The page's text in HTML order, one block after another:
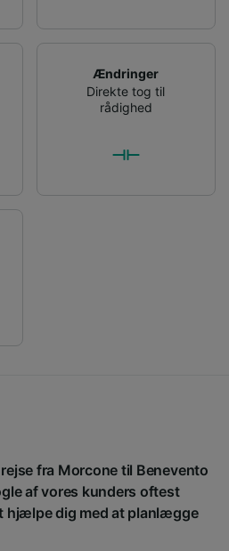
Ændringer
Direkte tog til
rådighed
fra Morcone til Benevento
af vores kunders oftest
hjælpe dig med at planlægge